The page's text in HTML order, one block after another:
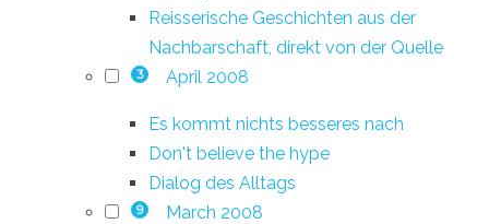
Reisserische Geschichten aus der
Nachbarschaft, direkt von der Quelle
3 April 2008
Es kommt nichts besseres nach
Don't believe the hype
Dialog des Alltags
9 March 2008